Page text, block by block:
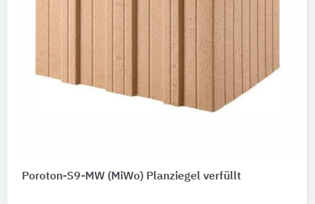
Poroton-S9-MW (MiWo) Planziegel verfüllt